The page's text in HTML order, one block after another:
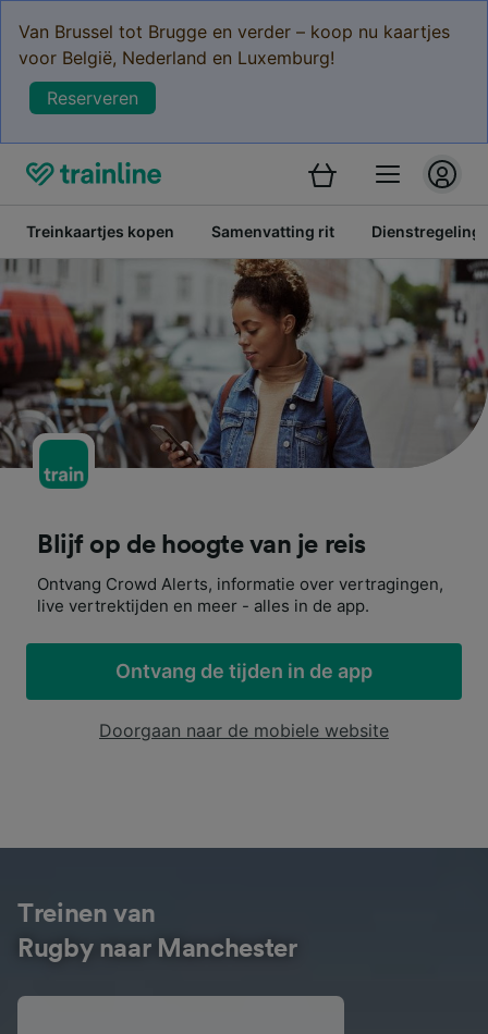
Van Brussel tot Brugge en verder – koop nu kaartjes
voor België, Nederland en Luxemburg!
Reserveren
Treinkaartjes kopen Samenvatting rit Dienstregeling
Blijf op de hoogte van je reis
Ontvang Crowd Alerts, informatie over vertragingen,
live vertrektijden en meer - alles in de app.
Ontvang de tijden in de app
Doorgaan naar de mobiele website
Treinen van
Rugby naar Manchester